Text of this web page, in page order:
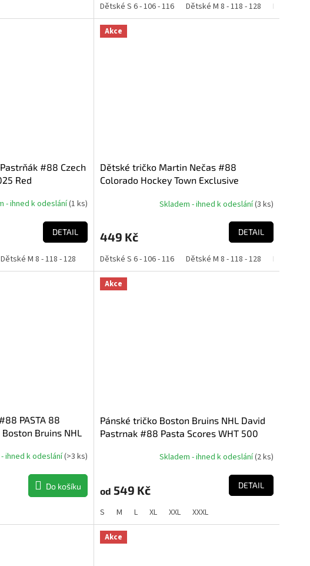
XL 12 - 142 - 152 Dětské S 6 - 106 - 116 Dětské M 8 - 118 - 128 Dětské L
#88 Czech
Red
- ihned k odeslání(1 ks)
DETAIL
Dětské M 8 - 118 - 128 Dětské L 10 - 130 - 140 Dětské XL 12 - 142 - 152
Akce
Dětské tričko Martin Nečas #88
Colorado Hockey Town Exclusive
Skladem - ihned k odeslání(3 ks)
449 Kč DETAIL
Dětské S 6 - 106 - 116 Dětské M 8 - 118 - 128 Dětské L
PASTA 88
Bruins NHL
ihned k odeslání(>3 ks)
Do košíku
Akce
Pánské tričko Boston Bruins NHL David
Pastrnak #88 Pasta Scores WHT 500
Skladem - ihned k odeslání(2 ks)
od 549 Kč DETAIL
S M L XL XXL XXXL
Akce